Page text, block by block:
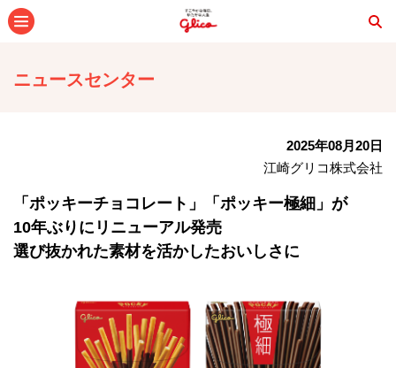
ニュースセンター
2025年08月20日
江崎グリコ株式会社
「ポッキーチョコレート」「ポッキー極細」が
10年ぶりにリニューアル発売
選び抜かれた素材を活かしたおいしさに